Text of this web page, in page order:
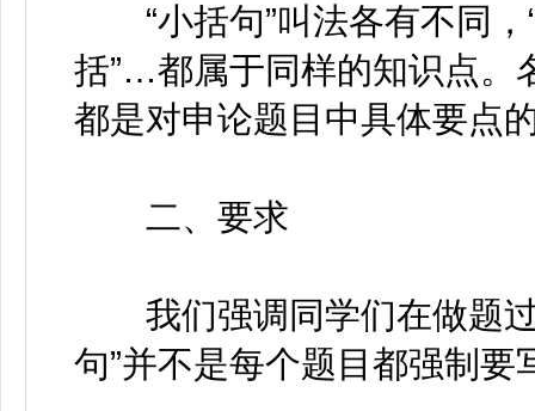
“小括句”叫法各有不同，“
括”…都属于同样的知识点。
都是对申论题目中具体要点
二、要求
我们强调同学们在做题过
句”并不是每个题目都强制